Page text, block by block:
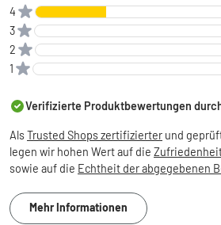
4
3
2
1
Verifizierte Produktbewertungen
AlsTrusted Shops zertifizierter und
legen wir hohen Wert auf die
sowie auf die Echtheit der abgegebenen
Mehr Informationen